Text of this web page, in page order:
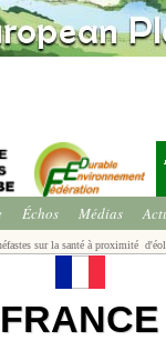
Échos Médias
sur la santé à proximité
FRANCE